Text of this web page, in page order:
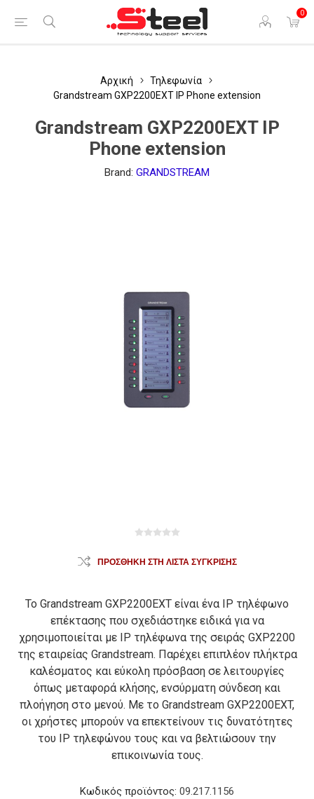
0
Αρχική
Τηλεφωνία
Grandstream GXP2200EXT IP Phone extension
Grandstream GXP2200EXT IP
Phone extension
Brand: GRANDSTREAM
ΠΡΟΣΘΉΚΗ ΣΤΗ ΛΊΣΤΑ ΣΎΓΚΡΙΣΗΣ
Το Grandstream GXP2200EXT είναι ένα IP τηλέφωνο
επέκτασης που σχεδιάστηκε ειδικά για να
χρησιμοποιείται με IP τηλέφωνα της σειράς GXP2200
της εταιρείας Grandstream. Παρέχει επιπλέον πλήκτρα
καλέσματος και εύκολη πρόσβαση σε λειτουργίες
όπως μεταφορά κλήσης, ενσύρματη σύνδεση και
πλοήγηση στο μενού. Με το Grandstream GXP2200EXT,
οι χρήστες μπορούν να επεκτείνουν τις δυνατότητες
του IP τηλεφώνου τους και να βελτιώσουν την
επικοινωνία τους.
Κωδικός προϊόντος: 09.217.1156